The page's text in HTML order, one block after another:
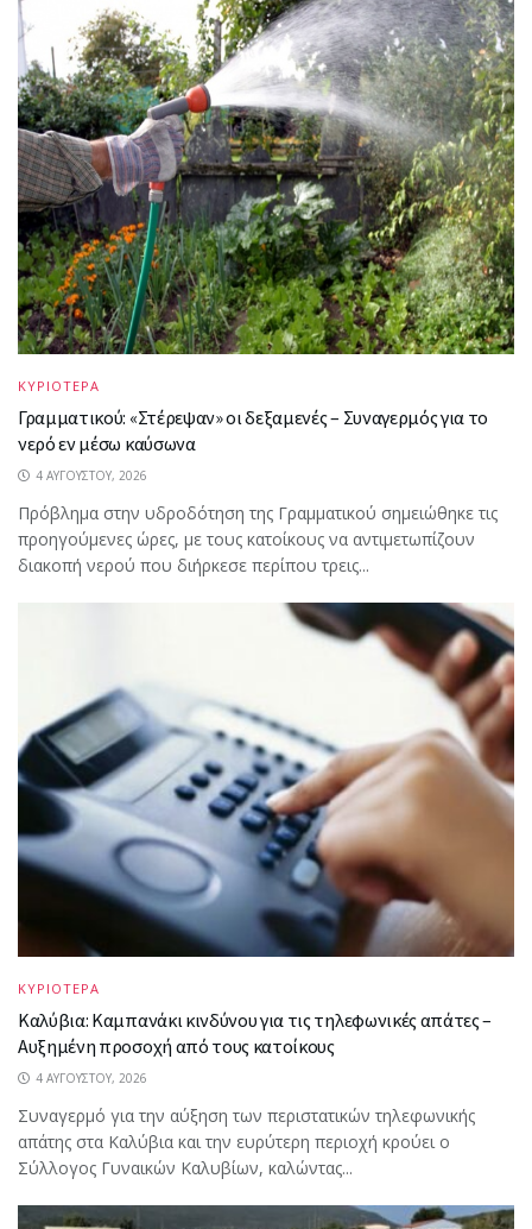
ΚΥΡΙΟΤΕΡΑ
Γραμματικού: «Στέρεψαν» οι δεξαμενές – Συναγερμός για το
νερό εν μέσω καύσωνα
4 ΑΥΓΟΎΣΤΟΥ, 2026
Πρόβλημα στην υδροδότηση της Γραμματικού σημειώθηκε τις
προηγούμενες ώρες, με τους κατοίκους να αντιμετωπίζουν
διακοπή νερού που διήρκεσε περίπου τρεις...
ΚΥΡΙΟΤΕΡΑ
Καλύβια: Καμπανάκι κινδύνου για τις τηλεφωνικές απάτες –
Αυξημένη προσοχή από τους κατοίκους
4 ΑΥΓΟΎΣΤΟΥ, 2026
Συναγερμό για την αύξηση των περιστατικών τηλεφωνικής
απάτης στα Καλύβια και την ευρύτερη περιοχή κρούει ο
Σύλλογος Γυναικών Καλυβίων, καλώντας...